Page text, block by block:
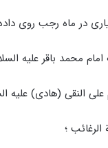
در ماه رجب روی
محمد باقر علیه السلام در
النقی (هادی) علیه
الرغائب ؛